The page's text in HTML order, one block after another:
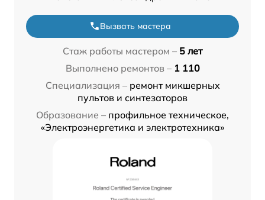
Вызвать мастера
Стаж работы мастером – 5 лет
Выполнено ремонтов – 1 110
Специализация – ремонт микшерных
пультов и синтезаторов
Образование – профильное техническое,
«Электроэнергетика и электротехника»